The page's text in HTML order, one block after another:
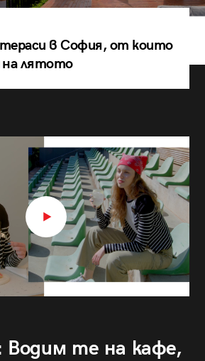
в София, от които
на лятото
Водим те на кафе,